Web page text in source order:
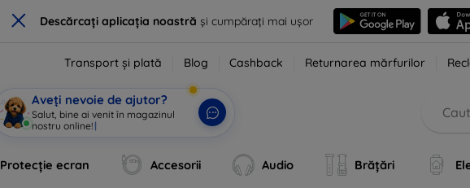
× Descărcați aplicația noastră și cumpărați mai ușor
Transport și plată Blog Cashback Returnarea mărfurilor
Aveți nevoie de ajutor?
Salut, bine ai venit în magazinul
nostru online! |
Protecție ecran Accesorii Audio Brățări